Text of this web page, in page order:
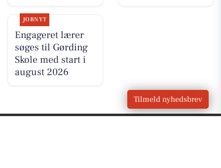
JOBNYT
Engageret lærer
søges til Gørding
Skole med start i
august 2026
Tilmeld nyhedsbrev